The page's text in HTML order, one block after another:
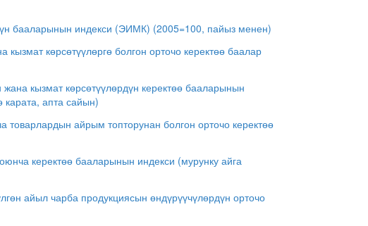
бааларынын индекси (ЭИМК) (2005=100, пайыз менен)
кызмат көрсөтүүлөргө болгон орточо керектөө баалар
кызмат көрсөтүүлөрдүн керектөө бааларынын
карата, апта сайын)
айрым топторунан болгон орточо керектөө
керектөө бааларынын индекси (мурунку айга
айыл чарба продукциясын өндүрүүчүлөрдүн орточо